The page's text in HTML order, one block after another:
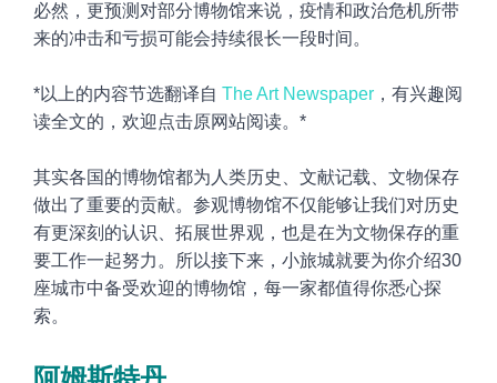
必然，更预测对部分博物馆来说，疫情和政治危机所带
来的冲击和亏损可能会持续很长一段时间。
*以上的内容节选翻译自 The Art Newspaper ， 有兴趣阅
读全文的，欢迎点击原网站阅读。*
其实各国的博物馆都为 人类历史、文献记载、文物保存
做出了重要的贡献。参观博物馆不仅能够让我们对历史
有更深刻的认识、拓展世界观，也是在为文物保存的重
要工作一起努力。所以接下来，小旅城就要为你介绍30
座城市中备受欢迎的博物馆，每一家都值得你悉心探
索。